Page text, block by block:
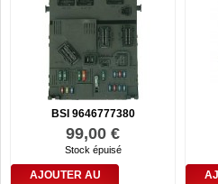
BSI 9646777380
99,00 €
Stock épuisé
AJOUTER AU